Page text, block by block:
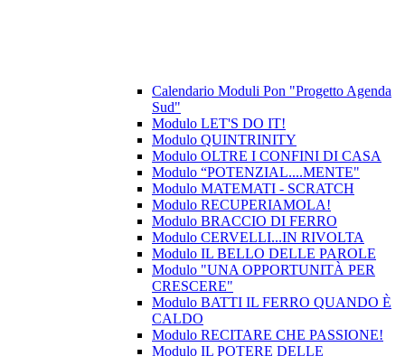
Calendario Moduli Pon "Progetto Agenda
Sud"
Modulo LET'S DO IT!
Modulo QUINTRINITY
Modulo OLTRE I CONFINI DI CASA
Modulo “POTENZIAL....MENTE"
Modulo MATEMATI - SCRATCH
Modulo RECUPERIAMOLA!
Modulo BRACCIO DI FERRO
Modulo CERVELLI...IN RIVOLTA
Modulo IL BELLO DELLE PAROLE
Modulo "UNA OPPORTUNITÀ PER
CRESCERE"
Modulo BATTI IL FERRO QUANDO È
CALDO
Modulo RECITARE CHE PASSIONE!
Modulo IL POTERE DELLE